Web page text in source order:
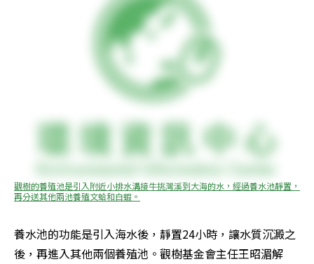
觀樹的養殖池是引入附近小排水溝接牛挑灣溪到大海的水，經過養水池靜置，
再分送其他兩池養殖文蛤和白蝦。
養水池的功能是引入海水後，靜置24小時，讓水質沉澱之
後，再進入其他兩個養殖池。觀樹基金會主任王昭湄解